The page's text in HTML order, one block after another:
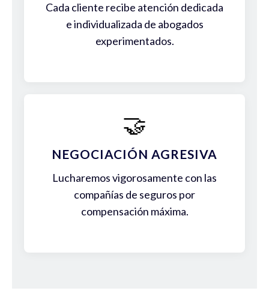
Cada cliente recibe atención dedicada
e individualizada de abogados
experimentados.
🤝
NEGOCIACIÓN AGRESIVA
Lucharemos vigorosamente con las
compañías de seguros por
compensación máxima.